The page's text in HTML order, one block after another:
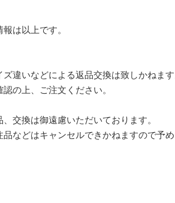
は以上です。
違いなどによる返品交換は致しかねます
の上、ご注文ください。
交換は御遠慮いただいております。
などはキャンセルできかねますので予め